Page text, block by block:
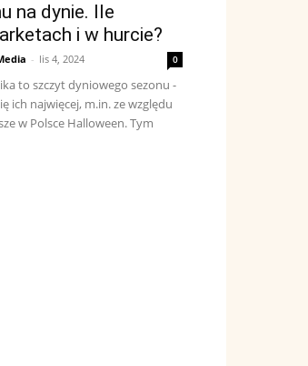
na dynie. Ile
i w hurcie?
- lis 4, 2024 0
to szczyt dyniowego sezonu -
ich najwięcej, m.in. ze względu
w Polsce Halloween. Tym